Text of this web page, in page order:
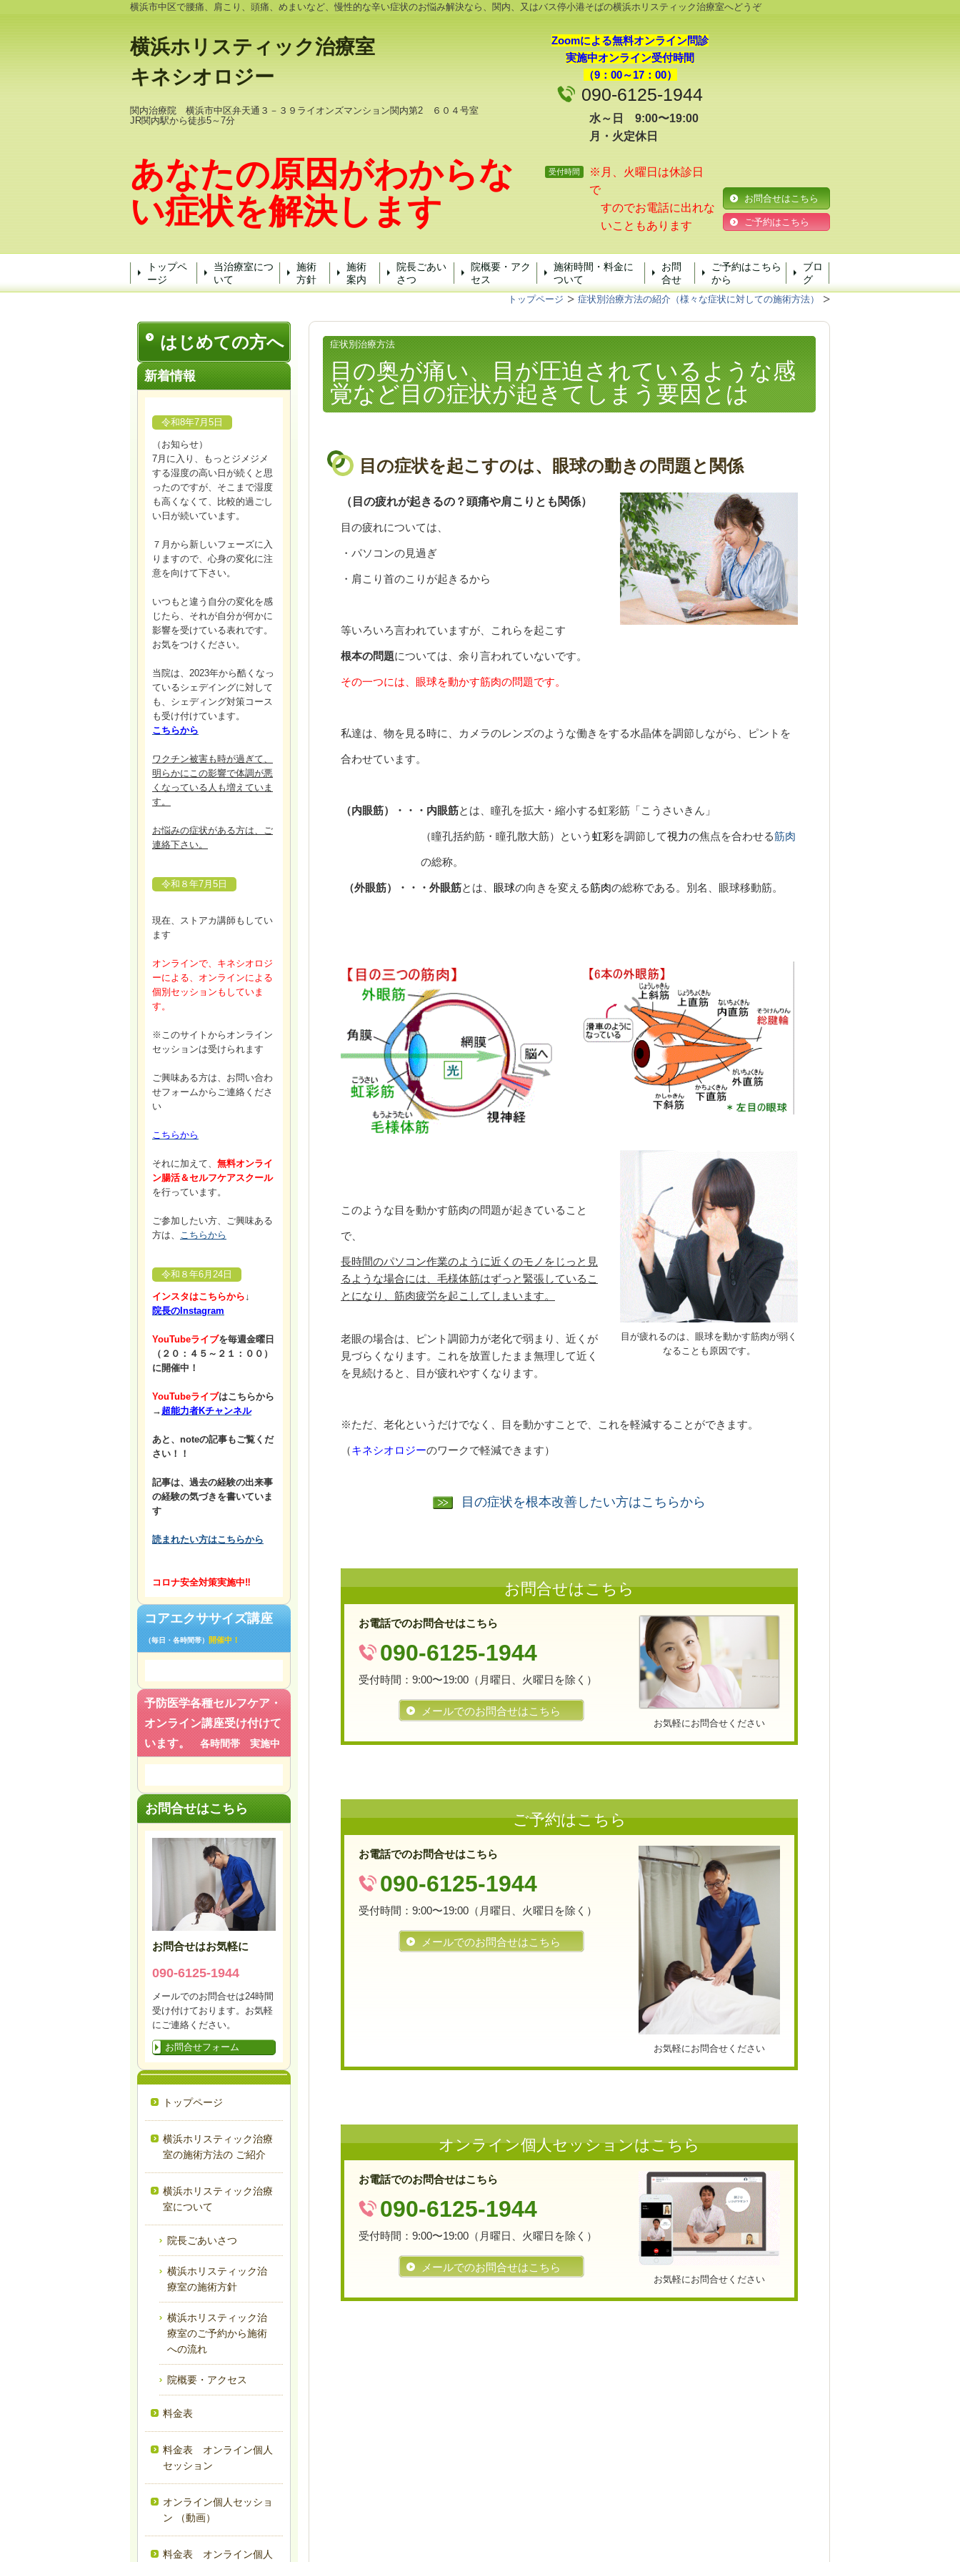
横浜市中区で腰痛、肩こり、頭痛、めまいなど、慢性的な辛い症状のお悩み解決なら、関内、又はバス停小港そばの横浜ホリスティック治療室へどうぞ
横浜ホリスティック治療室
キネシオロジー
関内治療院 横浜市中区弁天通３－３９ライオンズマンション関内第2 ６０４号室
JR関内駅から徒歩5～7分
あなたの原因がわからな
い症状を解決します
Zoomによる無料オンライン問診
実施中オンライン受付時間
（9：00～17：00）
090-6125-1944
受付時間
水～日 9:00〜19:00
月・火定休日
※月、火曜日は休診日
で
すのでお電話に出れな
いこともあります
お問合せはこちら
ご予約はこちら
トップペ
ージ
当治療室につ
いて
施術
方針
施術
案内
院長ごあい
さつ
院概要・アク
セス
施術時間・料金に
ついて
お問
合せ
ご予約はこちら
から
ブロ
グ
トップページ 症状別治療方法の紹介（様々な症状に対しての施術方法）
症状別治療方法
目の奥が痛い、目が圧迫されているような感
覚など目の症状が起きてしまう要因とは
目の症状を起こすのは、眼球の動きの問題と関係
（目の疲れが起きるの？頭痛や肩こりとも関係）
目の疲れについては、
・パソコンの見過ぎ
・肩こり首のこりが起きるから
等いろいろ言われていますが、これらを起こす
根本の問題については、余り言われていないです。
その一つには、眼球を動かす筋肉の問題です。
私達は、物を見る時に、カメラのレンズのような働きをする水晶体を調節しながら、ピントを
合わせています。
（内眼筋）・・・ 内眼筋とは、瞳孔を拡大・縮小する虹彩筋「こうさいきん」
（瞳孔括約筋・瞳孔散大筋）という 虹彩を調節して視力の焦点を合わせる筋肉
の総称。
（外眼筋）・・・外眼筋とは、 眼球の向きを変える筋肉の総称である。別名、眼球移動筋。
目が疲れるのは、眼球を動かす筋肉が弱く
なることも原因です。
このような目を動かす筋肉の問題が起きていること
で、
長時間のパソコン作業のように近くのモノをじっと見
るような場合には、毛様体筋はずっと緊張しているこ
とになり、筋肉疲労を起こしてしまいます。
老眼の場合は、ピント調節力が老化で弱まり、近くが
見づらくなります。これを放置したまま無理して近く
を見続けると、目が疲れやすくなります。
※ただ、老化というだけでなく、目を動かすことで、これを軽減することができます。
（キネシオロジーのワークで軽減できます）
目の症状を根本改善したい方はこちらから
お問合せはこちら
お気軽にお問合せください
お電話でのお問合せはこちら
090-6125-1944
受付時間：9:00〜19:00（月曜日、火曜日を除く）
メールでのお問合せはこちら
ご予約はこちら
お気軽にお問合せください
お電話でのお問合せはこちら
090-6125-1944
受付時間：9:00〜19:00（月曜日、火曜日を除く）
メールでのお問合せはこちら
オンライン個人セッションはこちら
お気軽にお問合せください
お電話でのお問合せはこちら
090-6125-1944
受付時間：9:00〜19:00（月曜日、火曜日を除く）
メールでのお問合せはこちら
はじめての方へ
新着情報
令和8年7月5日
（お知らせ）
7月に入り、もっとジメジメ
する湿度の高い日が続くと思
ったのですが、そこまで湿度
も高くなくて、比較的過ごし
い日が続いています。
７月から新しいフェーズに入
りますので、心身の変化に注
意を向けて下さい。
いつもと違う自分の変化を感
じたら、それが自分が何かに
影響を受けている表れです。
お気をつけください。
当院は、2023年から酷くなっ
ているシェデイングに対して
も、シェディング対策コース
も受け付けています。
こちらから
ワクチン被害も時が過ぎて、
明らかにこの影響で体調が悪
くなっている人も増えていま
す。
お悩みの症状がある方は、ご
連絡下さい。
令和８年7月5日
現在、ストアカ講師もしてい
ます
オンラインで、キネシオロジ
ーによる、オンラインによる
個別セッションもしていま
す。
※このサイトからオンライン
セッションは受けられます
ご興味ある方は、お問い合わ
せフォームからご連絡くださ
い
こちらから
それに加えて、 無料オンライ
ン腸活＆セルフケアスクール
を行っています。
ご参加したい方、ご興味ある
方は、 こちらから
令和８年6月24日
インスタはこちらから↓
院長のInstagram
YouTubeライブを毎週金曜日
（２０：４５～２１：００）
に開催中！
YouTubeライブはこちらから
→超能力者Kチャンネル
あと、noteの記事もご覧くだ
さい！！
記事は、過去の経験の出来事
の経験の気づきを書いていま
す
読まれたい方はこちらから
コロナ安全対策実施中‼
コアエクササイズ講座
（毎日・各時間帯） 開催中！
予防医学各種セルフケア・
オンライン講座受け付けて
います。
各時間帯 実施中
お問合せはこちら
お問合せはお気軽に
090-6125-1944
メールでのお問合せは24時間
受け付けております。お気軽
にご連絡ください。
お問合せフォーム
トップページ
横浜ホリスティック治療
室の施術方法の ご紹介
横浜ホリスティック治療
室について
院長ごあいさつ
横浜ホリスティック治
療室の施術方針
横浜ホリスティック治
療室のご予約から施術
への流れ
院概要・アクセス
料金表
料金表 オンライン個人
セッション
オンライン個人セッショ
ン （動画）
料金表 オンライン個人